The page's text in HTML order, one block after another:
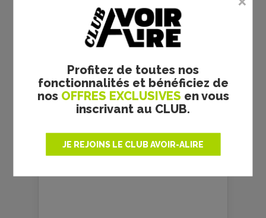
Profitez de toutes nos
fonctionnalités et bénéficiez de
nos OFFRES EXCLUSIVES en vous
inscrivant au CLUB.
JE REJOINS LE CLUB AVOIR-ALIRE